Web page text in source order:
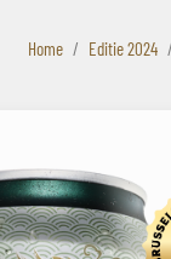
Home Editie 2024